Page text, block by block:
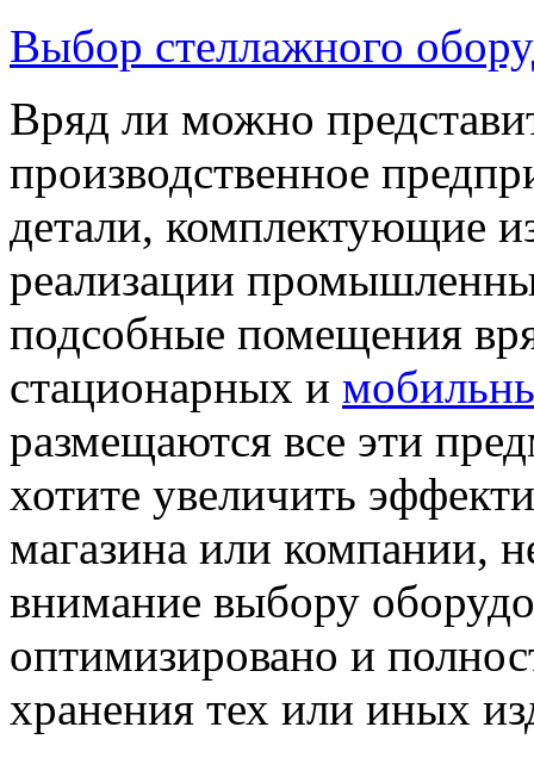
Выбор стеллажного
Вряд ли можно
производственное
детали, комплектующие
реализации
подсобные помещения
стационарных и
размещаются все эти
хотите увеличить
магазина или компании,
внимание выбору
оптимизировано и
хранения тех или иных